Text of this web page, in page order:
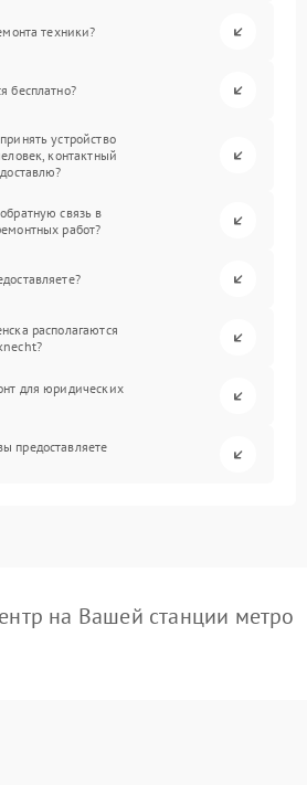
техники?
бесплатно?
устройство
контактный
связь в
работ?
располагаются
для юридических
предоставляете
на Вашей станции метро